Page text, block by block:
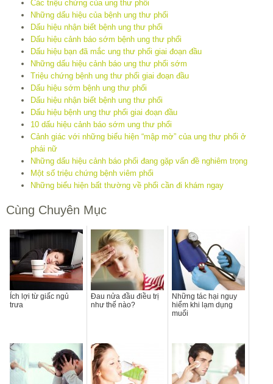
Các triệu chứng của ung thư phổi
Những dấu hiệu của bệnh ung thư phổi
Dấu hiệu nhận biết bệnh ung thư phổi
Dấu hiệu cảnh báo sớm bệnh ung thư phổi
Dấu hiệu bạn đã mắc ung thư phổi giai đoạn đầu
Những dấu hiệu cảnh báo ung thư phổi sớm
Triệu chứng bệnh ung thư phổi giai đoạn đầu
Dấu hiệu sớm bệnh ung thư phổi
Dấu hiệu nhận biết bệnh ung thư phổi
Dấu hiệu bệnh ung thư phổi giai đoạn đầu
10 dấu hiệu cảnh báo sớm ung thư phổi
Cảnh giác với những biểu hiện “mập mờ” của ung thư phổi ở
phái nữ
Những dấu hiệu cảnh báo phổi đang gặp vấn đề nghiêm trọng
Một số triệu chứng bệnh viêm phổi
Những biểu hiện bất thường về phổi cần đi khám ngay
Cùng Chuyên Mục
Ích lợi từ giấc ngủ
trưa
Đau nửa đầu điều trị
như thế nào?
Những tác hại nguy
hiểm khi lạm dụng
muối